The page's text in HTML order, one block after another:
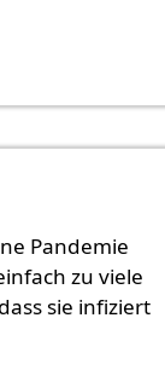
Pandemie
zu viele
sie infiziert